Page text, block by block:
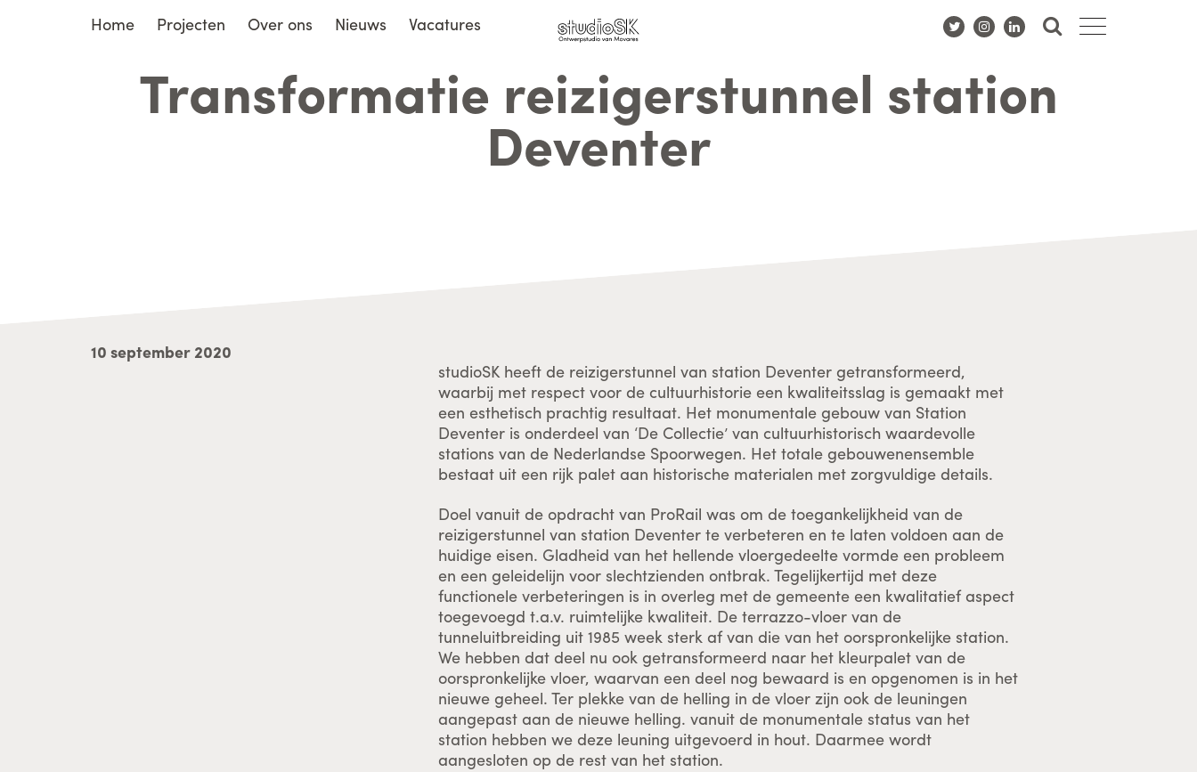
Home Projecten Over ons Nieuws Vacatures
Transformatie reizigerstunnel station
Deventer
10 september 2020
studioSK heeft de reizigerstunnel van station Deventer getransformeerd,
waarbij met respect voor de cultuurhistorie een kwaliteitsslag is gemaakt met
een esthetisch prachtig resultaat. Het monumentale gebouw van Station
Deventer is onderdeel van ‘De Collectie’ van cultuurhistorisch waardevolle
stations van de Nederlandse Spoorwegen. Het totale gebouwenensemble
bestaat uit een rijk palet aan historische materialen met zorgvuldige details.
Doel vanuit de opdracht van ProRail was om de toegankelijkheid van de
reizigerstunnel van station Deventer te verbeteren en te laten voldoen aan de
huidige eisen. Gladheid van het hellende vloergedeelte vormde een probleem
en een geleidelijn voor slechtzienden ontbrak. Tegelijkertijd met deze
functionele verbeteringen is in overleg met de gemeente een kwalitatief aspect
toegevoegd t.a.v. ruimtelijke kwaliteit. De terrazzo-vloer van de
tunneluitbreiding uit 1985 week sterk af van die van het oorspronkelijke station.
We hebben dat deel nu ook getransformeerd naar het kleurpalet van de
oorspronkelijke vloer, waarvan een deel nog bewaard is en opgenomen is in het
nieuwe geheel. Ter plekke van de helling in de vloer zijn ook de leuningen
aangepast aan de nieuwe helling. vanuit de monumentale status van het
station hebben we deze leuning uitgevoerd in hout. Daarmee wordt
aangesloten op de rest van het station.